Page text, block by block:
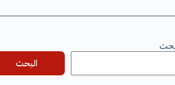
البحث